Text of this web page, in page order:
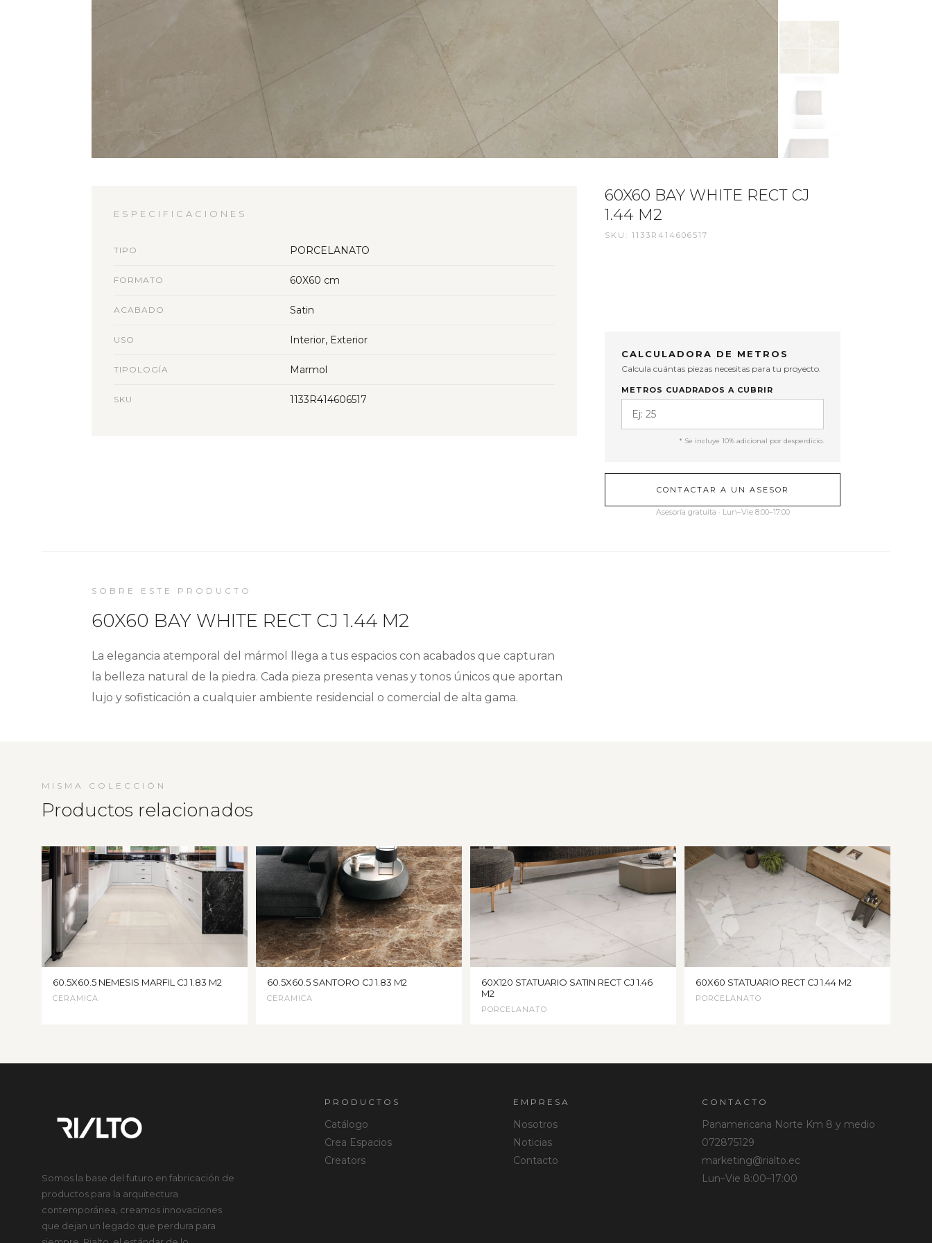
ESPECIFICACIONES
TIPO PORCELANATO
FORMATO 60X60 cm
ACABADO Satin
USO Interior, Exterior
TIPOLOGÍA Marmol
SKU 1133R414606517
60X60 BAY WHITE RECT CJ
1.44 M2
SKU: 1133R414606517
CALCULADORA DE METROS
Calcula cuántas piezas necesitas para tu proyecto.
METROS CUADRADOS A CUBRIR
* Se incluye 10% adicional por desperdicio.
CONTACTAR A UN ASESOR
Asesoría gratuita · Lun–Vie 8:00–17:00
SOBRE ESTE PRODUCTO
60X60 BAY WHITE RECT CJ 1.44 M2
La elegancia atemporal del mármol llega a tus espacios con acabados que capturan
la belleza natural de la piedra. Cada pieza presenta venas y tonos únicos que aportan
lujo y sofisticación a cualquier ambiente residencial o comercial de alta gama.
MISMA COLECCIÓN
Productos relacionados
60.5X60.5 NEMESIS MARFIL CJ 1.83 M2
CERAMICA
60.5X60.5 SANTORO CJ 1.83 M2
CERAMICA
60X120 STATUARIO SATIN RECT CJ 1.46
M2
PORCELANATO
60X60 STATUARIO RECT CJ 1.44 M2
PORCELANATO
Somos la base del futuro en fabricación de
productos para la arquitectura
contemporánea, creamos innovaciones
que dejan un legado que perdura para
PRODUCTOS
Catálogo
Crea Espacios
Creators
EMPRESA
Nosotros
Noticias
Contacto
CONTACTO
Panamericana Norte Km 8 y medio
072875129
marketing@rialto.ec
Lun–Vie 8:00–17:00